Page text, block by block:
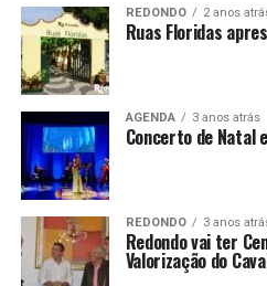
REDONDO 2 anos
Ruas Floridas
AGENDA 3 anos atrás
Concerto de Natal
REDONDO 3 anos
Redondo vai ter
Valorização do